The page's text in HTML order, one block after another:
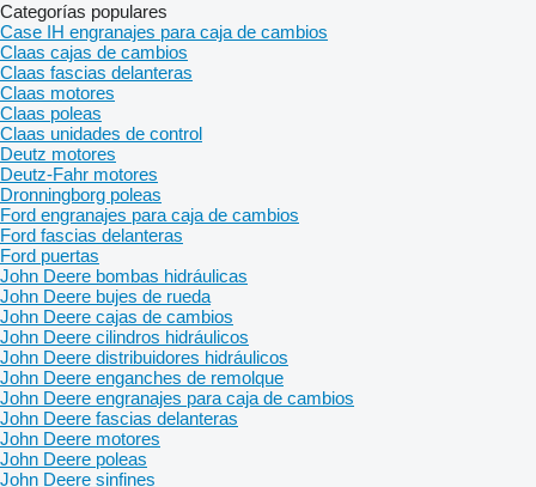
Categorías populares
Case IH engranajes para caja de cambios
Claas cajas de cambios
Claas fascias delanteras
Claas motores
Claas poleas
Claas unidades de control
Deutz motores
Deutz-Fahr motores
Dronningborg poleas
Ford engranajes para caja de cambios
Ford fascias delanteras
Ford puertas
John Deere bombas hidráulicas
John Deere bujes de rueda
John Deere cajas de cambios
John Deere cilindros hidráulicos
John Deere distribuidores hidráulicos
John Deere enganches de remolque
John Deere engranajes para caja de cambios
John Deere fascias delanteras
John Deere motores
John Deere poleas
John Deere sinfines